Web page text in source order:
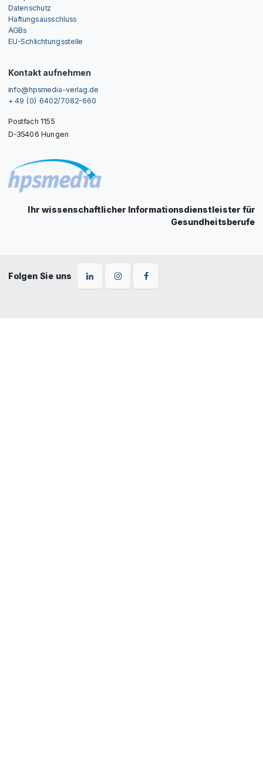
Datenschutz
Haftungsausschluss
AGBs
EU-Schlichtungsstelle
Kontakt aufnehmen
info@hpsmedia-verlag.de
+ 49 (0) 6402/7082-660
Postfach 1155
D-35406 Hungen
Ihr wissenschaftlicher Informationsdienstleister für
Gesundheitsberufe
Folgen Sie uns